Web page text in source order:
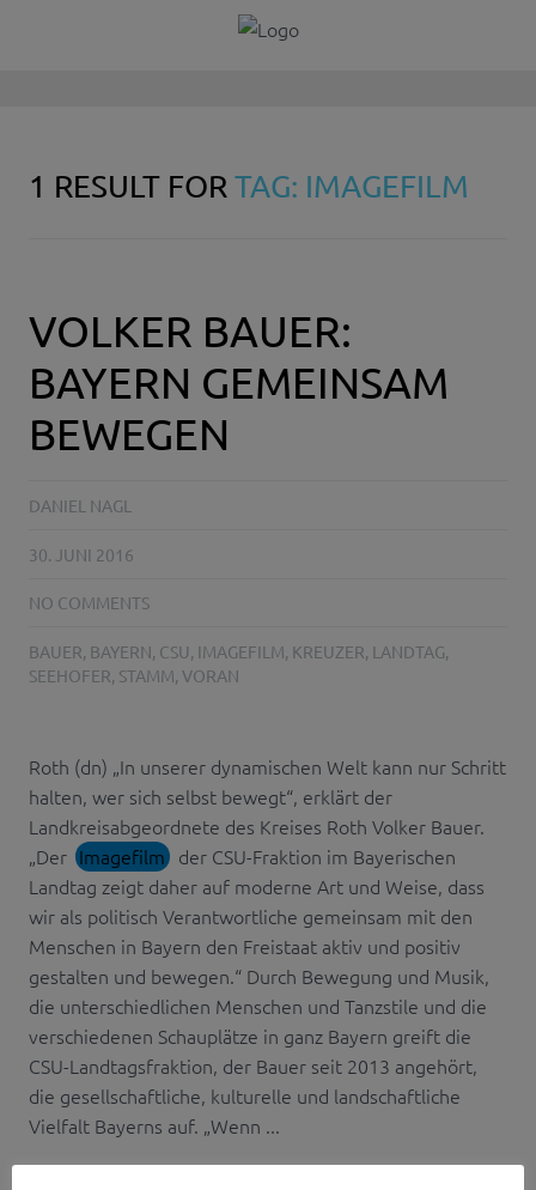
1 RESULT FORTAG: IMAGEFILM
VOLKER BAUER:
BAYERN GEMEINSAM
BEWEGEN
DANIEL NAGL
30. JUNI 2016
NO COMMENTS
BAUER, BAYERN, CSU, IMAGEFILM, KREUZER, LANDTAG,
SEEHOFER, STAMM, VORAN
Roth (dn) „In unserer dynamischen Welt kann nur Schritt
halten, wer sich selbst bewegt“, erklärt der
Landkreisabgeordnete des Kreises Roth Volker Bauer.
„Der Imagefilm der CSU-Fraktion im Bayerischen
Landtag zeigt daher auf moderne Art und Weise, dass
wir als politisch Verantwortliche gemeinsam mit den
Menschen in Bayern den Freistaat aktiv und positiv
gestalten und bewegen.“ Durch Bewegung und Musik,
die unterschiedlichen Menschen und Tanzstile und die
verschiedenen Schauplätze in ganz Bayern greift die
CSU-Landtagsfraktion, der Bauer seit 2013 angehört,
die gesellschaftliche, kulturelle und landschaftliche
Vielfalt Bayerns auf. „Wenn ...